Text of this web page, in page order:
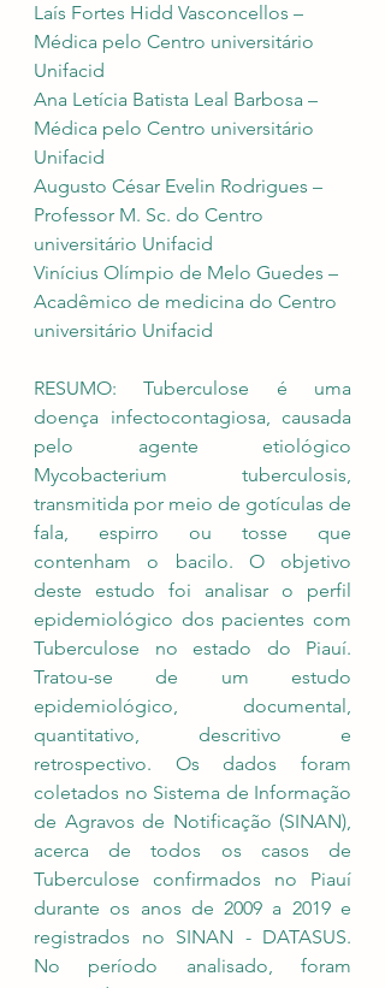
Laís Fortes Hidd Vasconcellos –
Médica pelo Centro universitário
Unifacid
Ana Letícia Batista Leal Barbosa –
Médica pelo Centro universitário
Unifacid
Augusto César Evelin Rodrigues –
Professor M. Sc. do Centro
universitário Unifacid
Vinícius Olímpio de Melo Guedes –
Acadêmico de medicina do Centro
universitário Unifacid
RESUMO: Tuberculose é uma
doença infectocontagiosa, causada
pelo agente etiológico
Mycobacterium tuberculosis,
transmitida por meio de gotículas de
fala, espirro ou tosse que
contenham o bacilo. O objetivo
deste estudo foi analisar o perfil
epidemiológico dos pacientes com
Tuberculose no estado do Piauí.
Tratou-se de um estudo
epidemiológico, documental,
quantitativo, descritivo e
retrospectivo. Os dados foram
coletados no Sistema de Informação
de Agravos de Notificação (SINAN),
acerca de todos os casos de
Tuberculose confirmados no Piauí
durante os anos de 2009 a 2019 e
registrados no SINAN - DATASUS.
No período analisado, foram